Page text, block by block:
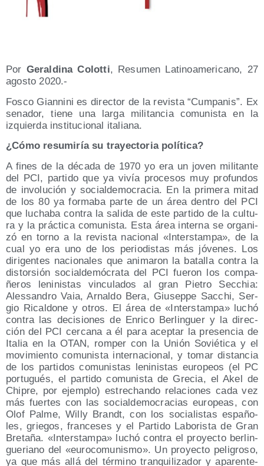
Por Geral­di­na Colot­ti, Resu­men Lati­no­ame­ri­cano, 27
agos­to 2020.-
Fos­co Gian­ni­ni es direc­tor de la revis­ta “Cum­pa­nis”. Ex
sena­dor, tie­ne una lar­ga mili­tan­cia comu­nis­ta en la
izquier­da ins­ti­tu­cio­nal italiana.
¿Cómo resu­mi­ría su tra­yec­to­ria política?
A fines de la déca­da de 1970 yo era un joven mili­tan­te
del PCI, par­ti­do que ya vivía pro­ce­sos muy pro­fun­dos
de invo­lu­ción y social­de­mo­cra­cia. En la pri­me­ra mitad
de los 80 ya for­ma­ba par­te de un área den­tro del PCI
que lucha­ba con­tra la sali­da de este par­ti­do de la cul­tu­
ra y la prác­ti­ca comu­nis­ta. Esta área inter­na se orga­ni­
zó en torno a la revis­ta nacio­nal «Inters­tam­pa», de la
cual yo era uno de los perio­dis­tas más jóve­nes. Los
diri­gen­tes nacio­na­les que ani­ma­ron la bata­lla con­tra la
dis­tor­sión social­de­mó­cra­ta del PCI fue­ron los com­pa­
ñe­ros leni­nis­tas vin­cu­la­dos al gran Pie­tro Sec­chia:
Ales­san­dro Vaia, Arnal­do Bera, Giu­sep­pe Sac­chi, Ser­
gio Rical­do­ne y otros. El área de «Inters­tam­pa» luchó
con­tra las deci­sio­nes de Enri­co Ber­lin­guer y la direc­
ción del PCI cer­ca­na a él para acep­tar la pre­sen­cia de
Ita­lia en la OTAN, rom­per con la Unión Sovié­ti­ca y el
movi­mien­to comu­nis­ta inter­na­cio­nal, y tomar dis­tan­cia
de los par­ti­dos comu­nis­tas leni­nis­tas euro­peos (el PC
por­tu­gués, el par­ti­do comu­nis­ta de Gre­cia, el Akel de
Chi­pre, por ejem­plo) estre­chan­do rela­cio­nes cada vez
más fuer­tes con las social­de­mo­cra­cias euro­peas, con
Olof Pal­me, Willy Brandt, con los socia­lis­tas espa­ño­
les, grie­gos, fran­ce­ses y el Par­ti­do Labo­ris­ta de Gran
Bre­ta­ña. «Inters­tam­pa» luchó con­tra el pro­yec­to ber­lin­
gue­riano del «euro­co­mu­nis­mo». Un pro­yec­to peli­gro­so,
ya que más allá del tér­mino tran­qui­li­za­dor y apa­ren­te­